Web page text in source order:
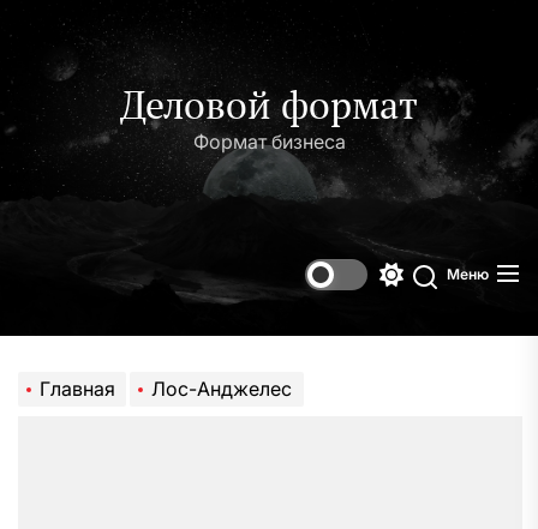
содержимому
Деловой формат
Формат бизнеса
Поиск
Меню
Главная Лос-Анджелес